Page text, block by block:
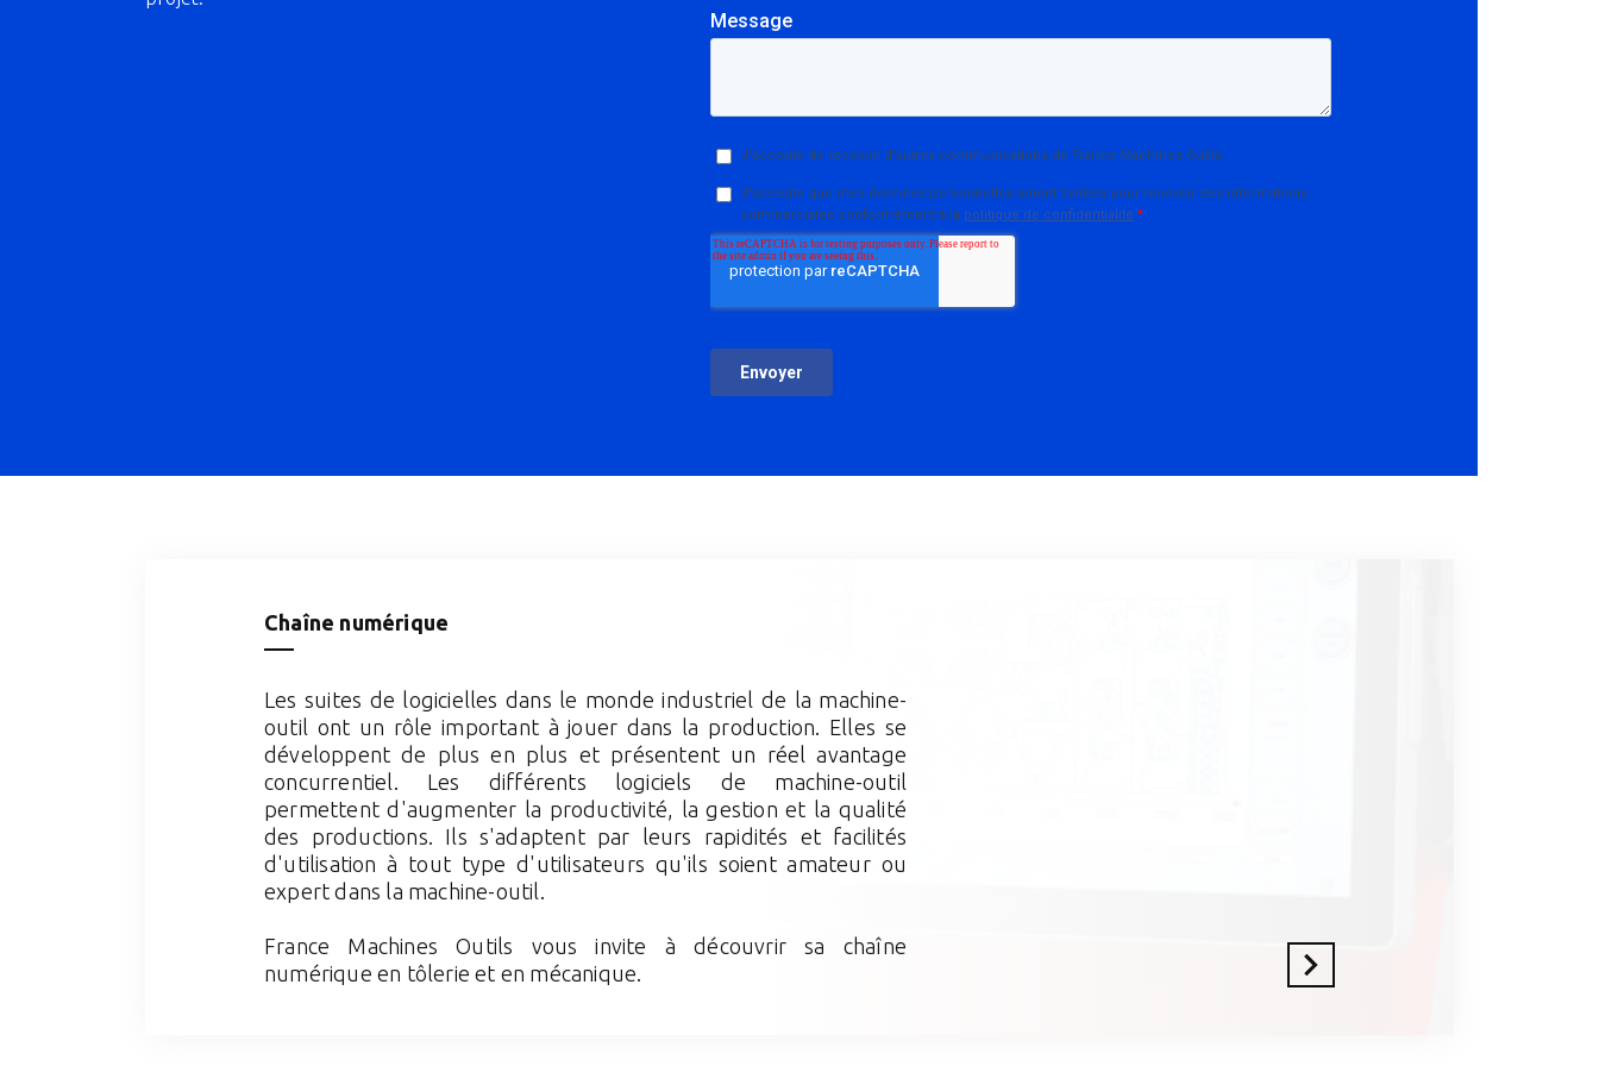
Chaîne numérique
Les suites de logicielles dans le monde industriel de la machine-
outil ont un rôle important à jouer dans la production. Elles se
développent de plus en plus et présentent un réel avantage
concurrentiel. Les différents logiciels de machine-outil
permettent d'augmenter la productivité, la gestion et la qualité
des productions. Ils s'adaptent par leurs rapidités et facilités
d'utilisation à tout type d'utilisateurs qu'ils soient amateur ou
expert dans la machine-outil.
France Machines Outils vous invite à découvrir sa chaîne
numérique en tôlerie et en mécanique.
En savoir plus